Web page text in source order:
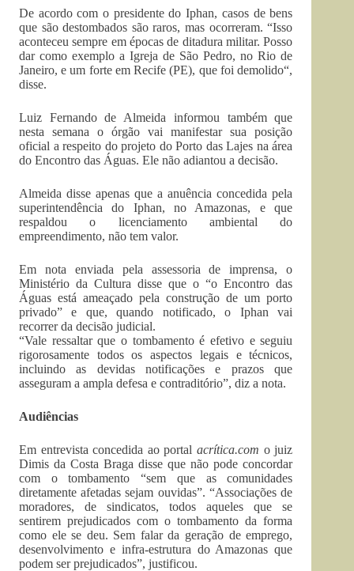
De acordo com o presidente do Iphan, casos de bens
que são destombados são raros, mas ocorreram. “Isso
aconteceu sempre em épocas de ditadura militar. Posso
dar como exemplo a Igreja de São Pedro, no Rio de
Janeiro, e um forte em Recife (PE), que foi demolido“,
disse.
Luiz Fernando de Almeida informou também que
nesta semana o órgão vai manifestar sua posição
oficial a respeito do projeto do Porto das Lajes na área
do Encontro das Águas. Ele não adiantou a decisão.
Almeida disse apenas que a anuência concedida pela
superintendência do Iphan, no Amazonas, e que
respaldou o licenciamento ambiental do
empreendimento, não tem valor.
Em nota enviada pela assessoria de imprensa, o
Ministério da Cultura disse que o “o Encontro das
Águas está ameaçado pela construção de um porto
privado” e que, quando notificado, o Iphan vai
recorrer da decisão judicial.
“Vale ressaltar que o tombamento é efetivo e seguiu
rigorosamente todos os aspectos legais e técnicos,
incluindo as devidas notificações e prazos que
asseguram a ampla defesa e contraditório”, diz a nota.
Audiências
Em entrevista concedida ao portalacrítica.com o juiz
Dimis da Costa Braga disse que não pode concordar
com o tombamento “sem que as comunidades
diretamente afetadas sejam ouvidas”. “Associações de
moradores, de sindicatos, todos aqueles que se
sentirem prejudicados com o tombamento da forma
como ele se deu. Sem falar da geração de emprego,
desenvolvimento e infra-estrutura do Amazonas que
podem ser prejudicados”, justificou.